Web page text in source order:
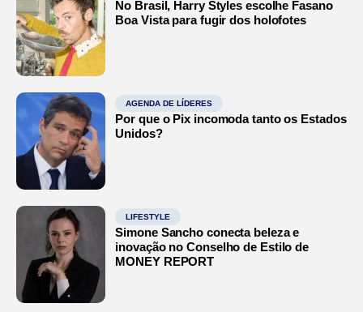
No Brasil, Harry Styles escolhe Fasano
Boa Vista para fugir dos holofotes
AGENDA DE LÍDERES
Por que o Pix incomoda tanto os Estados
Unidos?
LIFESTYLE
Simone Sancho conecta beleza e
inovação no Conselho de Estilo de
MONEY REPORT